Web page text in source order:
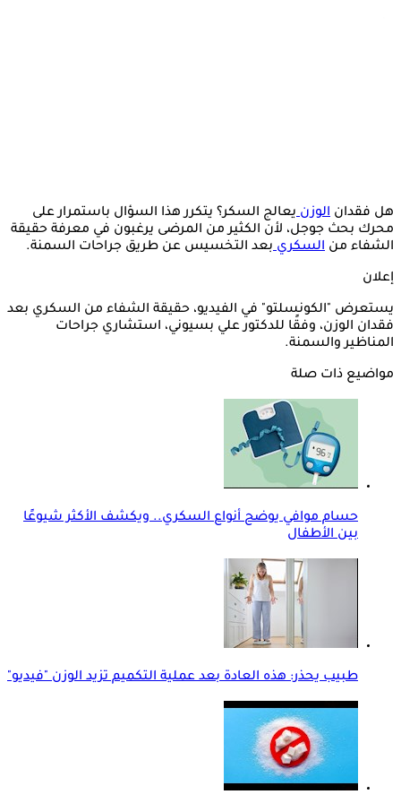
هل فقدان الوزنيعالج السكر؟ يتكرر هذا السؤال باستمرار على
محرك بحث جوجل، لأن الكثير من المرضى يرغبون في معرفة حقيقة
الشفاء من السكريبعد التخسيس عن طريق جراحات السمنة.
إعلان
يستعرض "الكونسلتو" في الفيديو، حقيقة الشفاء من السكري بعد
فقدان الوزن، وفقًا للدكتور علي بسيوني، استشاري جراحات
المناظير والسمنة.
مواضيع ذات صلة
حسام موافي يوضح أنواع السكري.. ويكشف الأكثر شيوعًا
بين الأطفال
طبيب يحذر: هذه العادة بعد عملية التكميم تزيد الوزن "فيديو"